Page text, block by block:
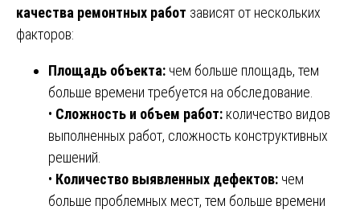
качества ремонтных работ зависят от нескольких
факторов:
Площадь объекта: чем больше площадь, тем
больше времени требуется на обследование.
• Сложность и объем работ: количество видов
выполненных работ, сложность конструктивных
решений.
• Количество выявленных дефектов: чем
больше проблемных мест, тем больше времени